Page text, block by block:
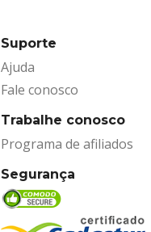
Suporte
Ajuda
Fale conosco
Trabalhe conosco
Programa de afiliados
Segurança